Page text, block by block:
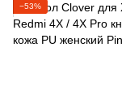
−53%